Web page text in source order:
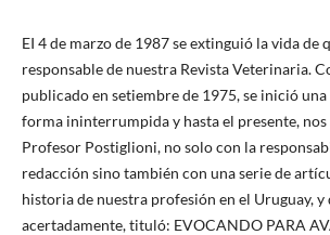
EI 4 de marzo de 1987 se extinguió la vida
responsable de nuestra Revista Veterinaria.
publicado en setiembre de 1975, se inició una
forma ininterrumpida y hasta el presente, nos
Profesor Postiglioni, no solo con la
redacción sino también con una serie de
historia de nuestra profesión en el Uruguay, y
acertadamente, tituló: EVOCANDO PARA